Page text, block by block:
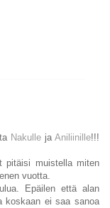
Nakulle ja Aniliinille!!!
pitäisi muistella miten
vuotta.
Epäilen että alan
koskaan ei saa sanoa